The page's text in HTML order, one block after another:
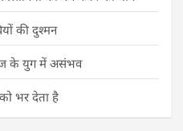
की दुश्मन
के युग में असंभव
भर देता है